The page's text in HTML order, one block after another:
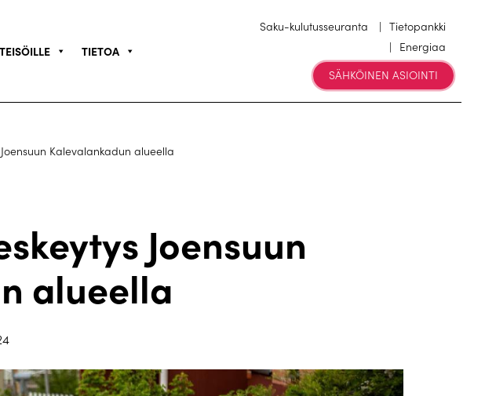
TIETOA
Saku-kulutusseuranta
Tietopankki
Energiaa
SÄHKÖINEN ASIOINTI
Kalevalankadun alueella
Joensuun
alueella